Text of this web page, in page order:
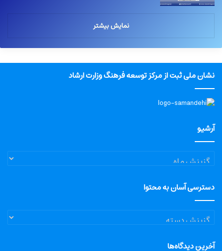
نمایش بیشتر
نشان ملی ثبت از مرکز توسعه فرهنگ وزارت ارشاد
آرشیو
آرشیو
دسترسی آسان به محتوا
دسترسی
آسان
محتوا
آخرین دیدگاه‌ها